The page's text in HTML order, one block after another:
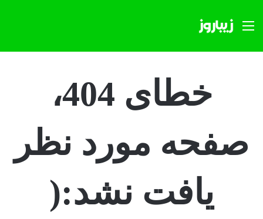
منو
خطای 404،
صفحه مورد نظر
یافت نشد:(